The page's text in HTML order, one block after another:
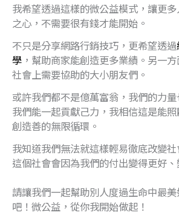
我希望透過這樣的微公益模式，讓更
之心，不需要很有錢才能開始。
不只是分享網路行銷技巧，更希望透過
學 ，幫助商家能創造更多業績。另一
社會上需要協助的大小朋友們。
或許我們都不是億萬富翁，我們的力
我們能一起貢獻己力，我相信這是能
創造善的無限循環。
我知道我們無法就這樣輕易徹底改變
這個社會會因為我們的付出變得更好、
請讓我們一起幫助別人度過生命中最
吧！微公益，從你我開始做起！